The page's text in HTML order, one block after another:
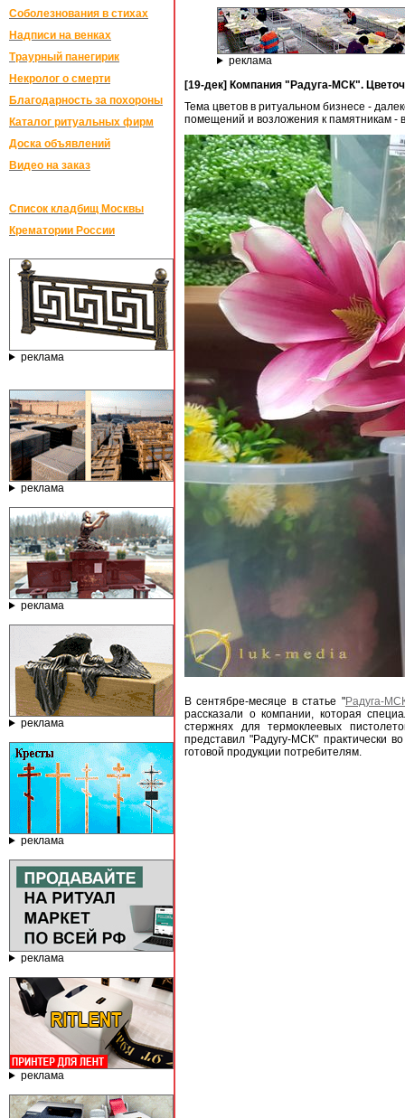
Соболезнования в стихах
Надписи на венках
Траурный панегирик
Некролог о смерти
Благодарность за похороны
Каталог ритуальных фирм
Доска объявлений
Видео на заказ
Список кладбищ Москвы
Крематории России
реклама
реклама
реклама
реклама
реклама
реклама
реклама
реклама
[19-дек] Компания "Радуга-МСК".
Тема цветов в ритуальном бизнесе -
помещений и возложения к памятникам -
В сентябре-месяце в статье "Радуга-
рассказали о компании, которая
стержнях для термоклеевых
представил "Радугу-МСК" практически
готовой продукции потребителям.